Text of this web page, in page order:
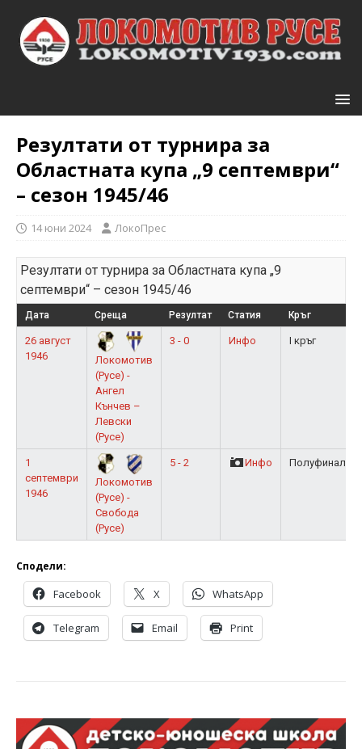
Резултати от турнира за
Областната купа „9 септември“
– сезон 1945/46
14 юни 2024 ЛокоПрес
Резултати от турнира за Областната купа „9
септември“ – сезон 1945/46
Дата Среща Резултат Статия Кръг
26 август
1946
Локомотив
(Русе) -
Ангел
Кънчев –
Левски
(Русе)
3 - 0 Инфо I кръг
1
септември
1946
Локомотив
(Русе) -
Свобода
(Русе)
5 - 2 Инфо Полуфинал
Сподели:
Facebook X WhatsApp
Telegram Email Print